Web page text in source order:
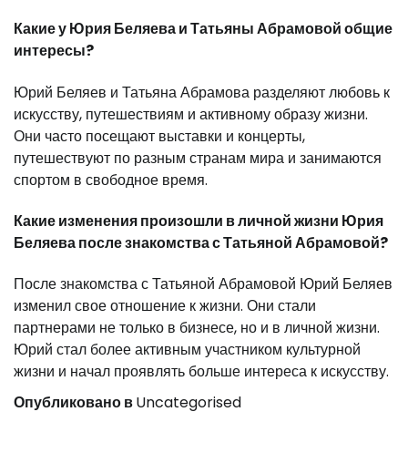
Какие у Юрия Беляева и Татьяны Абрамовой общие
интересы?
Юрий Беляев и Татьяна Абрамова разделяют любовь к
искусству, путешествиям и активному образу жизни.
Они часто посещают выставки и концерты,
путешествуют по разным странам мира и занимаются
спортом в свободное время.
Какие изменения произошли в личной жизни Юрия
Беляева после знакомства с Татьяной Абрамовой?
После знакомства с Татьяной Абрамовой Юрий Беляев
изменил свое отношение к жизни. Они стали
партнерами не только в бизнесе, но и в личной жизни.
Юрий стал более активным участником культурной
жизни и начал проявлять больше интереса к искусству.
Опубликовано вUncategorised